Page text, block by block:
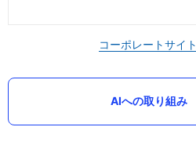
コーポレートサイト
AIへの取り組み